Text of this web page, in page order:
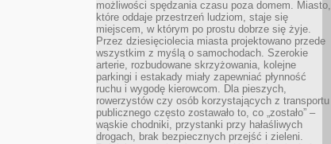
możliwości spędzania czasu poza domem. Miasto,
które oddaje przestrzeń ludziom, staje się
miejscem, w którym po prostu dobrze się żyje.
Przez dziesięciolecia miasta projektowano przede
wszystkim z myślą o samochodach. Szerokie
arterie, rozbudowane skrzyżowania, kolejne
parkingi i estakady miały zapewniać płynność
ruchu i wygodę kierowcom. Dla pieszych,
rowerzystów czy osób korzystających z transportu
publicznego często zostawało to, co „zostało” –
wąskie chodniki, przystanki przy hałaśliwych
drogach, brak bezpiecznych przejść i zieleni.